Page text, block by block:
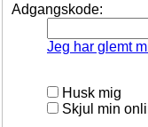
Adgangskode:
Jeg har glemt
Husk mig
Skjul min